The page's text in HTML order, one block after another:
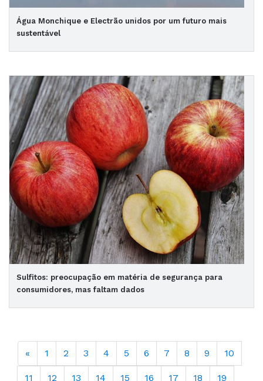
Água Monchique e Electrão unidos por um futuro mais
sustentável
Sulfitos: preocupação em matéria de segurança para
consumidores, mas faltam dados
« 1 2 3 4 5 6 7 8 9 10
11 12 13 14 15 16 17 18 19